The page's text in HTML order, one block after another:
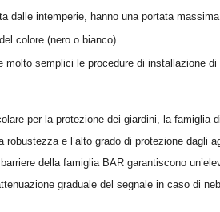
dalle intemperie, hanno una portata
colore (nero o bianco).
molto semplici le procedure di installazione
per la protezione dei giardini, la famiglia
e l’alto grado di protezione dagli
della famiglia BAR garantiscono
graduale del segnale in caso di